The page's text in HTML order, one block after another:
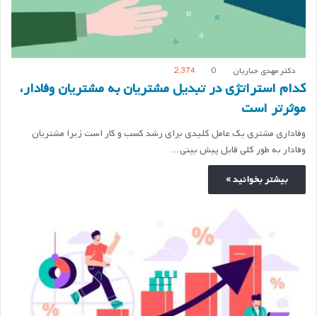
دکتر مهدی جباریان 0
2,374
کدام استراتژی در تبدیل مشتریان به مشتریان وفادار،
موثرتر است
وفاداری مشتری یک عامل کلیدی برای رشد کسب و کار است زیرا مشتریان
وفادار به طور کلی قابل پیش بینی…
بیشتر بخوانید »